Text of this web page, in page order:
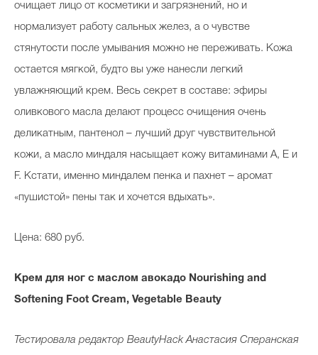
очищает лицо от косметики и загрязнений, но и
нормализует работу сальных желез, а о чувстве
стянутости после умывания можно не переживать. Кожа
остается мягкой, будто вы уже нанесли легкий
увлажняющий крем. Весь секрет в составе: эфиры
оливкового масла делают процесс очищения очень
деликатным, пантенол – лучший друг чувствительной
кожи, а масло миндаля насыщает кожу витаминами А, E и
F. Кстати, именно миндалем пенка и пахнет – аромат
«пушистой» пены так и хочется вдыхать».
Цена: 680 руб.
Крем для ног с маслом авокадо Nourishing and
Softening Foot Cream, Vegetable Beauty
Тестировала редактор BeautyHack Анастасия Сперанская